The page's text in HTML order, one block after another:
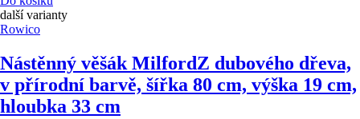
další varianty
Rowico
Nástěnný věšák MilfordZ dubového dřeva,
v přírodní barvě, šířka 80 cm, výška 19 cm,
hloubka 33 cm